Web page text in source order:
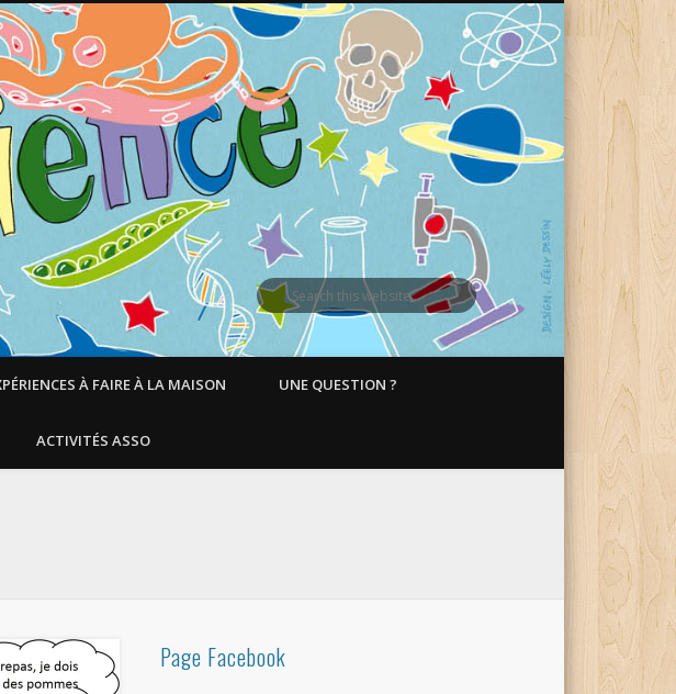
À FAIRE À LA MAISON UNE QUESTION ?
ACTIVITÉS ASSO
Page Facebook